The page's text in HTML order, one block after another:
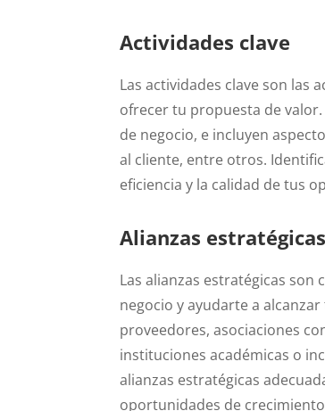
Actividades clave
Las actividades clave son las
ofrecer tu propuesta de
de negocio, e incluyen
al cliente, entre otros.
eficiencia y la calidad de tus
Alianzas estratégicas
Las alianzas estratégicas
negocio y ayudarte a
proveedores, asociaciones
instituciones académicas o
alianzas estratégicas
oportunidades de